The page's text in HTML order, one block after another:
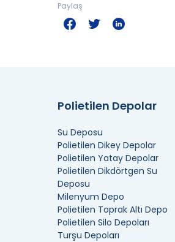
Paylaş
Polietilen Depolar
Su Deposu
Polietilen Dikey Depolar
Polietilen Yatay Depolar
Polietilen Dikdörtgen Su
Deposu
Milenyum Depo
Polietilen Toprak Altı Depo
Polietilen Silo Depoları
Turşu Depoları